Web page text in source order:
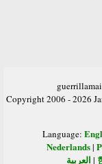
Copyright 2006 - 2026
Language:
Nederlands|
العربية |